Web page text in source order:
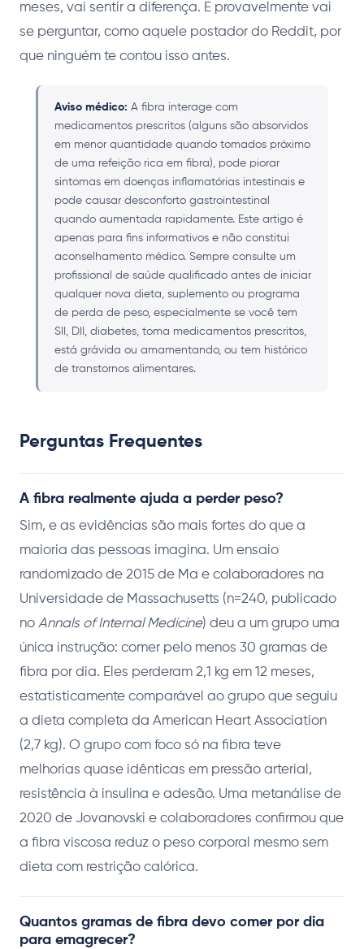
meses, vai sentir a diferença. E provavelmente vai
se perguntar, como aquele postador do Reddit, por
que ninguém te contou isso antes.
Aviso médico: A fibra interage com
medicamentos prescritos (alguns são absorvidos
em menor quantidade quando tomados próximo
de uma refeição rica em fibra), pode piorar
sintomas em doenças inflamatórias intestinais e
pode causar desconforto gastrointestinal
quando aumentada rapidamente. Este artigo é
apenas para fins informativos e não constitui
aconselhamento médico. Sempre consulte um
profissional de saúde qualificado antes de iniciar
qualquer nova dieta, suplemento ou programa
de perda de peso, especialmente se você tem
SII, DII, diabetes, toma medicamentos prescritos,
está grávida ou amamentando, ou tem histórico
de transtornos alimentares.
Perguntas Frequentes
A fibra realmente ajuda a perder peso?
Sim, e as evidências são mais fortes do que a
maioria das pessoas imagina. Um ensaio
randomizado de 2015 de Ma e colaboradores na
Universidade de Massachusetts (n=240, publicado
no Annals of Internal Medicine) deu a um grupo uma
única instrução: comer pelo menos 30 gramas de
fibra por dia. Eles perderam 2,1 kg em 12 meses,
estatisticamente comparável ao grupo que seguiu
a dieta completa da American Heart Association
(2,7 kg). O grupo com foco só na fibra teve
melhorias quase idênticas em pressão arterial,
resistência à insulina e adesão. Uma metanálise de
2020 de Jovanovski e colaboradores confirmou que
a fibra viscosa reduz o peso corporal mesmo sem
dieta com restrição calórica.
Quantos gramas de fibra devo comer por dia
para emagrecer?